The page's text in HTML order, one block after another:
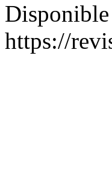
Disponible
https://